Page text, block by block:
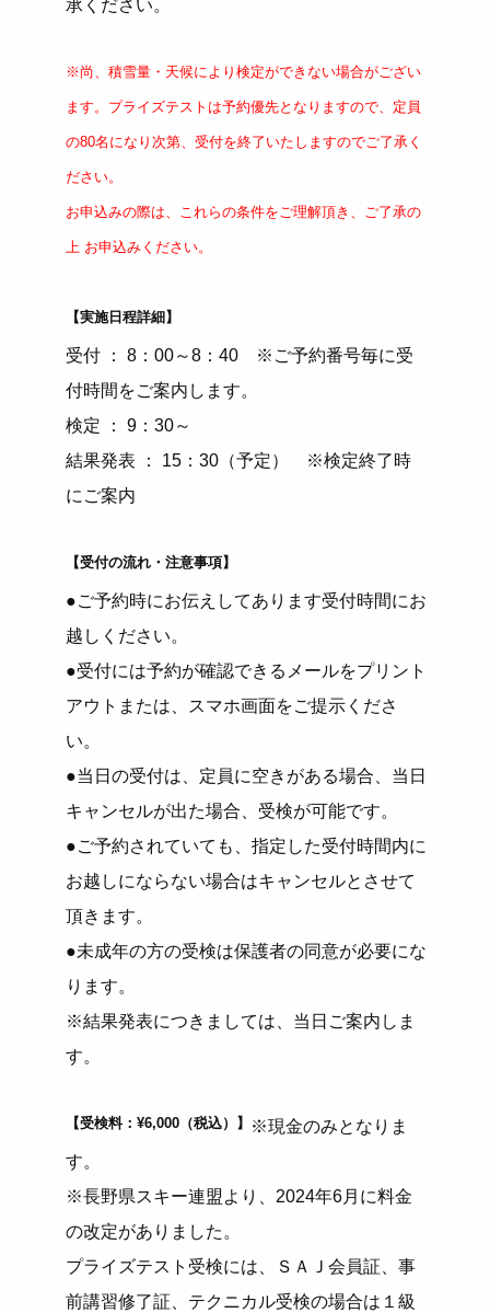
承ください。
※尚、積雪量・天候により検定ができない場合がござい
ます。プライズテストは予約優先となりますので、定員
の80名になり次第、受付を終了いたしますのでご了承く
ださい。
お申込みの際は、これらの条件をご理解頂き、ご了承の
上 お申込みください。
【実施日程詳細】
受付 ： 8：00～8：40 ※ご予約番号毎に受
付時間をご案内します。
検定 ： 9：30～
結果発表 ： 15：30（予定） ※検定終了時
にご案内
【受付の流れ・注意事項】
●ご予約時にお伝えしてあります受付時間にお
越しください。
●受付には予約が確認できるメールをプリント
アウトまたは、スマホ画面をご提示くださ
い。
●当日の受付は、定員に空きがある場合、当日
キャンセルが出た場合、受検が可能です。
●ご予約されていても、指定した受付時間内に
お越しにならない場合はキャンセルとさせて
頂きます。
●未成年の方の受検は保護者の同意が必要にな
ります。
※結果発表につきましては、当日ご案内しま
す。
【受検料：¥6,000（税込）】
※現金のみとなりま
す。
※長野県スキー連盟より、2024年6月に料金
の改定がありました。
プライズテスト受検には、ＳＡＪ会員証、事
前講習修了証、テクニカル受検の場合は１級